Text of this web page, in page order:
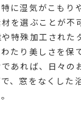
に湿気がこもり
を選ぶことが不
特殊加工された
たり美しさを保
あれば、日々の
、窓をなくした